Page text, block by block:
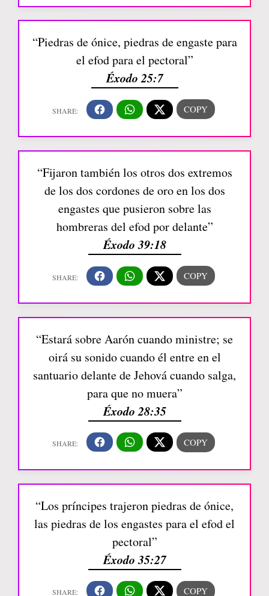
“Piedras de ónice, piedras de engaste para
el efod para el pectoral”
Éxodo 25:7
“Fijaron también los otros dos extremos
de los dos cordones de oro en los dos
engastes que pusieron sobre las
hombreras del efod por delante”
Éxodo 39:18
“Estará sobre Aarón cuando ministre; se
oirá su sonido cuando él entre en el
santuario delante de Jehová cuando salga,
para que no muera”
Éxodo 28:35
“Los príncipes trajeron piedras de ónice,
las piedras de los engastes para el efod el
pectoral”
Éxodo 35:27